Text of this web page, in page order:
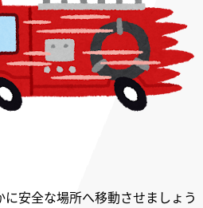
安全な場所へ移動させましょう